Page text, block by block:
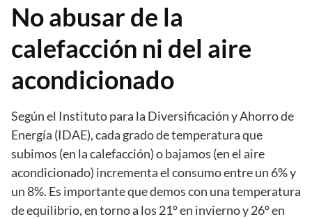
No abusar de la
calefacción ni del aire
acondicionado
Según el Instituto para la Diversificación y Ahorro de
Energía (IDAE), cada grado de temperatura que
subimos (en la calefacción) o bajamos (en el aire
acondicionado) incrementa el consumo entre un 6% y
un 8%. Es importante que demos con una temperatura
de equilibrio, en torno a los 21º en invierno y 26º en